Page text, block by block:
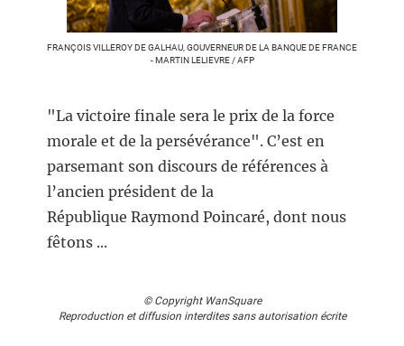
FRANÇOIS VILLEROY DE GALHAU, GOUVERNEUR DE LA BANQUE DE FRANCE
- MARTIN LELIEVRE / AFP
"La victoire finale sera le prix de la force
morale et de la persévérance". C’est en
parsemant son discours de références à
l’ancien président de la
République Raymond Poincaré, dont nous
fêtons ...
© Copyright WanSquare
Reproduction et diffusion interdites sans autorisation écrite